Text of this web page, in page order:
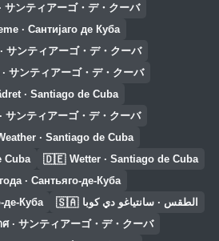
サンティアーゴ・デ・クーバ
· Сантијаго де Куба
サンティアーゴ・デ・クーバ
サンティアーゴ・デ・クーバ
· Santiago de Cuba
サンティアーゴ・デ・クーバ
· Santiago de Cuba
Cuba 🇩🇪 Wetter · Santiago de Cuba
· Сантьяго-де-Куба
де-Куба 🇸🇦 الطقس · سانتياغو دي كوبا
· サンティアーゴ・デ・クーバ